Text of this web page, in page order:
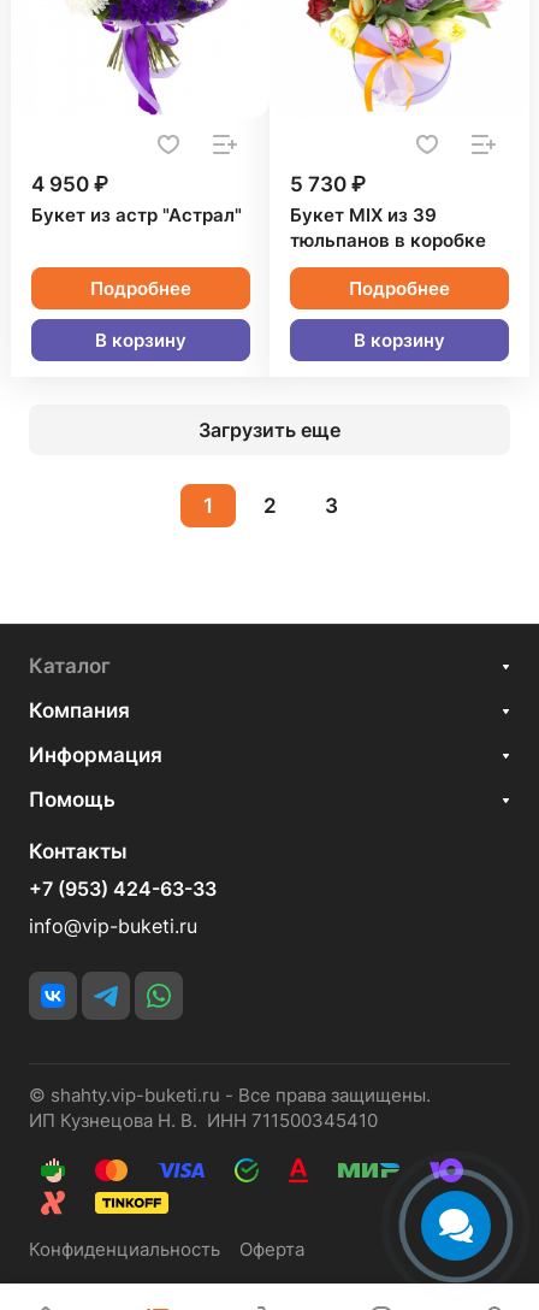
4 950 ₽
Букет из астр "Астрал"
Подробнее
В корзину
5 730 ₽
Букет MIX из 39
тюльпанов в коробке
Подробнее
В корзину
Загрузить еще
1 2 3
Каталог
Компания
Информация
Помощь
Контакты
+7 (953) 424-63-33
info@vip-buketi.ru
© shahty.vip-buketi.ru - Все права защищены.
ИП Кузнецова Н. В. ИНН 711500345410
Конфиденциальность Оферта